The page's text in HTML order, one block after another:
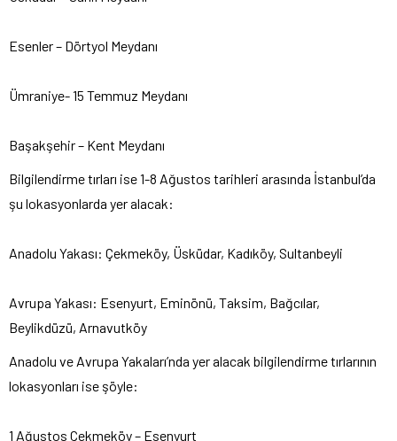
Esenler – Dörtyol Meydanı
Ümraniye- 15 Temmuz Meydanı
Başakşehir – Kent Meydanı
Bilgilendirme tırları ise 1-8 Ağustos tarihleri arasında İstanbul’da
şu lokasyonlarda yer alacak:
Anadolu Yakası: Çekmeköy, Üsküdar, Kadıköy, Sultanbeyli
Avrupa Yakası: Esenyurt, Eminönü, Taksim, Bağcılar,
Beylikdüzü, Arnavutköy
Anadolu ve Avrupa Yakaları’nda yer alacak bilgilendirme tırlarının
lokasyonları ise şöyle:
1 Ağustos Çekmeköy – Esenyurt